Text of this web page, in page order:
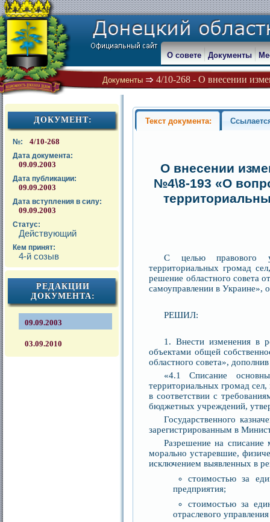
Документы 4/10-268 - О внесении
О совете Документы
ДОКУМЕНТ:
№: 4/10-268
Дата документа:
09.09.2003
Дата публикации:
09.09.2003
Дата вступления в силу:
09.09.2003
Статус:
Действующий
Кем принят:
4-й созыв
РЕДАКЦИИ
ДОКУМЕНТА:
09.09.2003
03.09.2010
Текст документа:
О внесении
№4\8-193 «О
С целью правового
территориальных громад
решение областного совета
самоуправлении в Украине»,
РЕШИЛ:
1. Внести изменения в
объектами общей
областного совета»,
«4.1 Списание
территориальных громад сел,
в соответствии с
бюджетных учреждений,
Государственного
зарегистрированным в
Разрешение на списание
морально устаревшие,
исключением выявленных в
стоимостью за
предприятия;
стоимостью за
отраслевого